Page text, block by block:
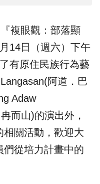
複眼觀：部落顯
14日（週六）下午
有原住民族行為藝
阿道．巴
Adaw
而山)的演出外，
相關活動，歡迎大
們從培力計畫中的